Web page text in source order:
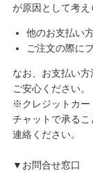
が原因として考え
他のお支払い
ご注文の際に
なお、お支払い方
ご安心ください。
※クレジットカー
チャットで承る
連絡ください。
▼お問合せ窓口